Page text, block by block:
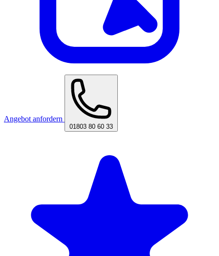
Angebot anfordern
01803 80 60 33